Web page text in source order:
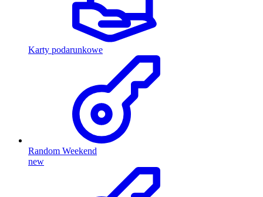
Karty podarunkowe
Random Weekend
new